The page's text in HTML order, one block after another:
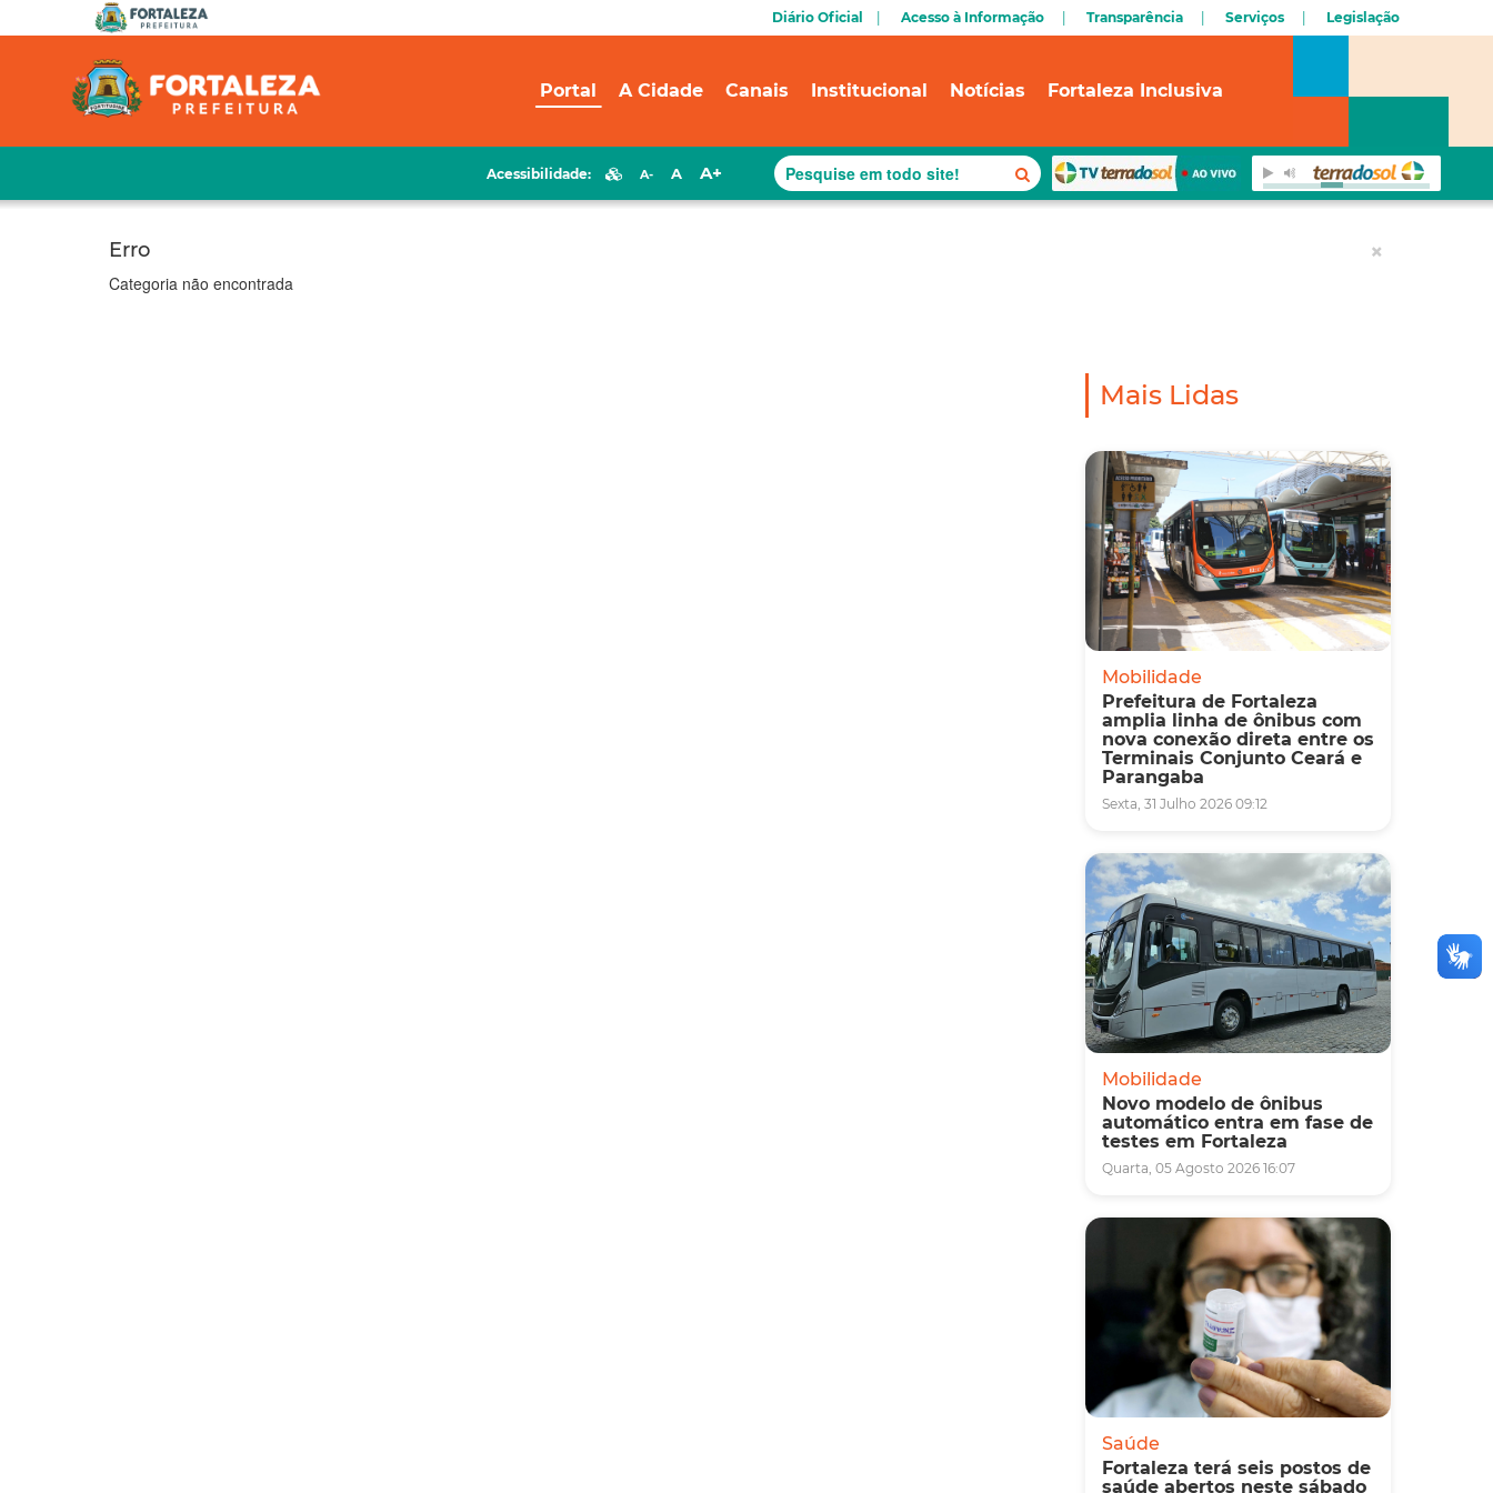
Diário Oficial Acesso à Informação Transparência Serviços Legislação
Portal A Cidade Canais Institucional Notícias Fortaleza Inclusiva
Acessibilidade: A- A A+
×
Erro
Categoria não encontrada
Mais Lidas
Mobilidade
Prefeitura de Fortaleza
amplia linha de ônibus com
nova conexão direta entre os
Terminais Conjunto Ceará e
Parangaba
Sexta, 31 Julho 2026 09:12
Mobilidade
Novo modelo de ônibus
automático entra em fase de
testes em Fortaleza
Quarta, 05 Agosto 2026 16:07
Saúde
Fortaleza terá seis postos de
saúde abertos neste sábado